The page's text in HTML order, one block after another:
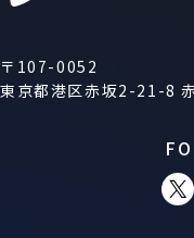
お問い合
STORE
〒107-0052
東京都港区赤坂2-21-8